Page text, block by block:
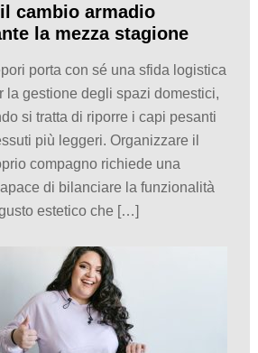
cambio armadio
la mezza stagione
porta con sé una sfida logistica
la gestione degli spazi domestici,
si tratta di riporre i capi pesanti
più leggeri. Organizzare il
compagno richiede una
di bilanciare la funzionalità
estetico che […]